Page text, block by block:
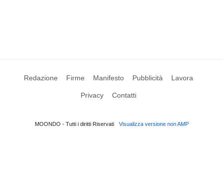
Redazione Firme Manifesto Pubblicità Lavora
Privacy Contatti
MOONDO - Tutti i diritti Riservati Visualizza versione non AMP